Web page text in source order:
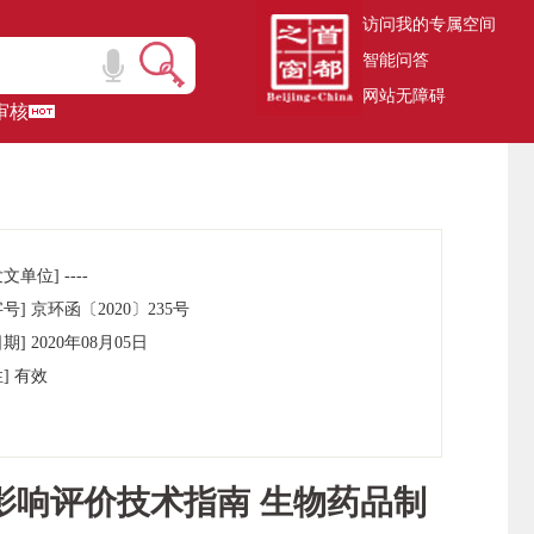
核
访问我的专属空间
智能问答
网站无障碍
文单位] ----
] 京环函〔2020〕235号
] 2020年08月05日
有效
评价技术指南 生物药品制